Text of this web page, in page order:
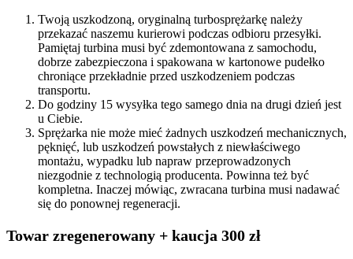
Twoją uszkodzoną, oryginalną turbosprężarkę należy
przekazać naszemu kurierowi podczas odbioru przesyłki.
Pamiętaj turbina musi być zdemontowana z samochodu,
dobrze zabezpieczona i spakowana w kartonowe pudełko
chroniące przekładnie przed uszkodzeniem podczas
transportu.
Do godziny 15 wysyłka tego samego dnia na drugi dzień jest
u Ciebie.
Sprężarka nie może mieć żadnych uszkodzeń mechanicznych,
pęknięć, lub uszkodzeń powstałych z niewłaściwego
montażu, wypadku lub napraw przeprowadzonych
niezgodnie z technologią producenta. Powinna też być
kompletna. Inaczej mówiąc, zwracana turbina musi nadawać
się do ponownej regeneracji.
Towar zregenerowany + kaucja 300 zł